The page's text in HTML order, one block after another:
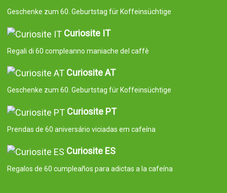
Geschenke zum 60. Geburtstag für Koffeinsüchtige
Curiosite IT
Regali di 60 compleanno maniache del caffè
Curiosite AT
Geschenke zum 60. Geburtstag für Koffeinsüchtige
Curiosite PT
Prendas de 60 aniversário viciadas em cafeína
Curiosite ES
Regalos de 60 cumpleaños para adictas a la cafeína